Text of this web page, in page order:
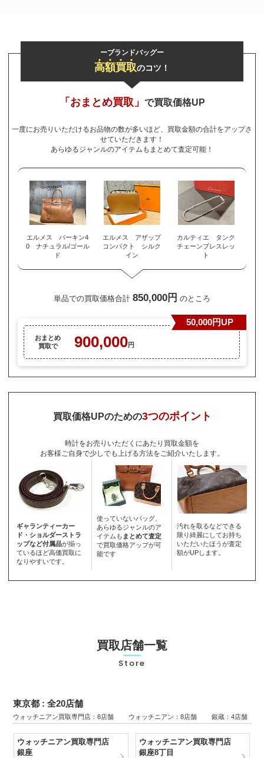
ーブランドバッグー
高額買取のコツ！
「おまとめ買取」 で買取価格UP
一度にお売りいただけるお品物の数が多いほど、買取金額の合計をアップさ
せていただきます！
あらゆるジャンルのアイテムもまとめて査定可能！
エルメス バーキン4
0 ナチュラル/ゴール
ド
エルメス アザップ
コンパクト シルク
イン
カルティエ タンク
チェーンブレスレッ
ト
単品での買取価格合計 850,000円 のところ
おまとめ
買取で
900,000円
50,000円UP
買取価格UPのための3つのポイント
時計をお売りいただくにあたり買取金額を
お客様ご自身で少しでも上げる方法をご紹介いたします。
ギャランティーカー
ド・ショルダーストラ
ップなど付属品が揃っ
ているほど高価買取に
なりやすいです。
使っていないバッグ、
あらゆるジャンルのア
イテムも まとめて査定
で買取価格アップが可
能です
汚れを取るなどできる
限り綺麗にしてお持ち
いただいたほうが査定
額がUPします。
買取店舗一覧
Store
東京都 : 全20店舗
ウォッチニアン買取専門店：8店舗 ウォッチニアン：8店舗 銀蔵：4店舗
ウォッチニアン買取専門店
銀座
ウォッチニアン買取専門店
銀座8丁目